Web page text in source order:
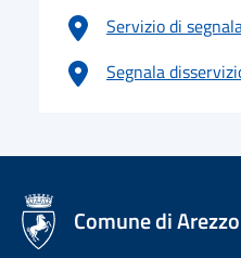
Servizio di
Segnala
logo Unione Europea
Comune di Arezzo